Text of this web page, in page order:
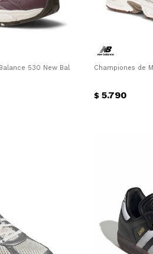
530 New Balance - BordóChampiones de
$ 5.790